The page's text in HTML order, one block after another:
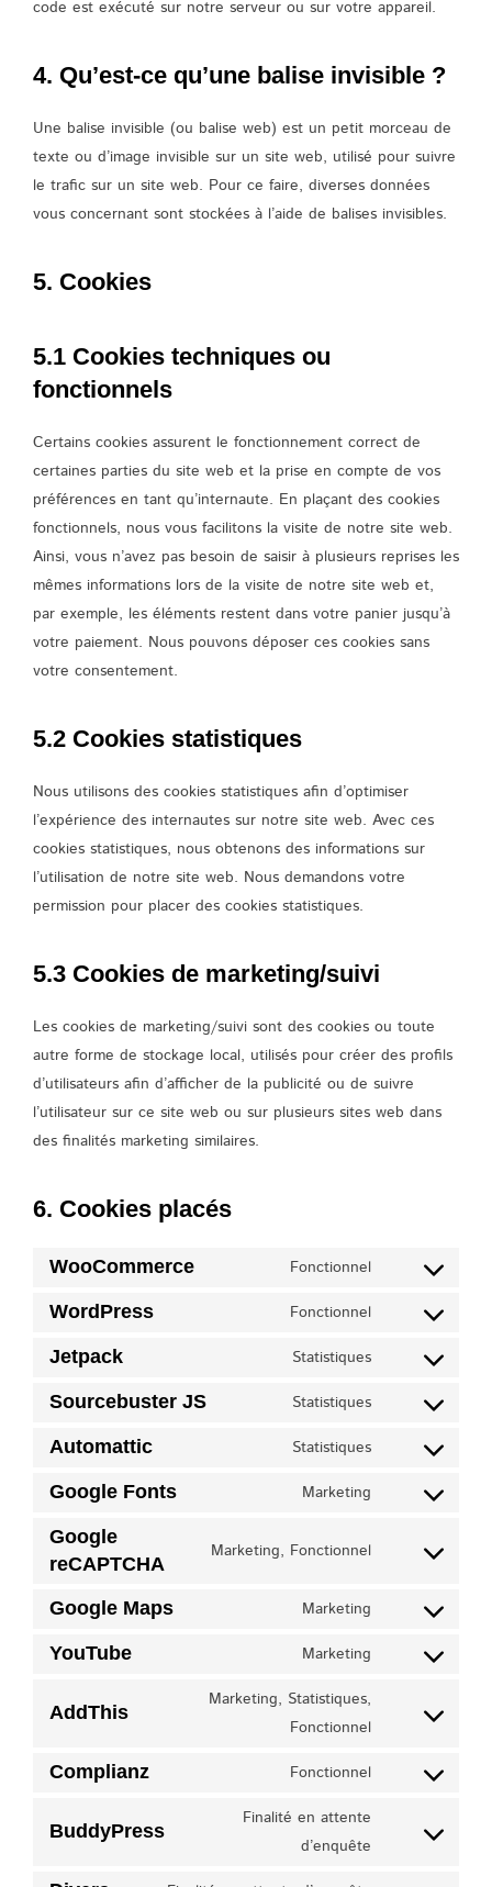
code est exécuté sur notre serveur ou sur votre appareil.
4. Qu’est-ce qu’une balise invisible ?
Une balise invisible (ou balise web) est un petit morceau de
texte ou d’image invisible sur un site web, utilisé pour suivre
le trafic sur un site web. Pour ce faire, diverses données
vous concernant sont stockées à l’aide de balises invisibles.
5. Cookies
5.1 Cookies techniques ou
fonctionnels
Certains cookies assurent le fonctionnement correct de
certaines parties du site web et la prise en compte de vos
préférences en tant qu’internaute. En plaçant des cookies
fonctionnels, nous vous facilitons la visite de notre site web.
Ainsi, vous n’avez pas besoin de saisir à plusieurs reprises les
mêmes informations lors de la visite de notre site web et,
par exemple, les éléments restent dans votre panier jusqu’à
votre paiement. Nous pouvons déposer ces cookies sans
votre consentement.
5.2 Cookies statistiques
Nous utilisons des cookies statistiques afin d’optimiser
l’expérience des internautes sur notre site web. Avec ces
cookies statistiques, nous obtenons des informations sur
l’utilisation de notre site web. Nous demandons votre
permission pour placer des cookies statistiques.
5.3 Cookies de marketing/suivi
Les cookies de marketing/suivi sont des cookies ou toute
autre forme de stockage local, utilisés pour créer des profils
d’utilisateurs afin d’afficher de la publicité ou de suivre
l’utilisateur sur ce site web ou sur plusieurs sites web dans
des finalités marketing similaires.
6. Cookies placés
WooCommerce Fonctionnel
Consent
woocommerce
WordPress Fonctionnel
Consent
wordpress
Jetpack Statistiques
Consent
jetpack
Sourcebuster JS Statistiques
Consent
sourcebuster-
Automattic Statistiques
Consent
automattic
Google Fonts Marketing
Consent
service
Google
reCAPTCHA
Marketing, Fonctionnel
Consent
service
google-
Google Maps Marketing
Consent
google-
YouTube Marketing
Consent
service
AddThis
Marketing, Statistiques,
Fonctionnel
Consent
service
Complianz Fonctionnel
Consent
service
BuddyPress
Finalité en attente
d’enquête
Consent